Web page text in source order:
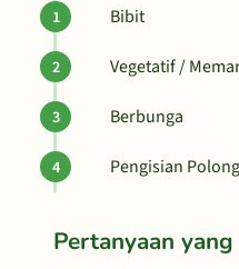
Bibit
Vegetatif /
Berbunga
Pengisian
Pertanyaan